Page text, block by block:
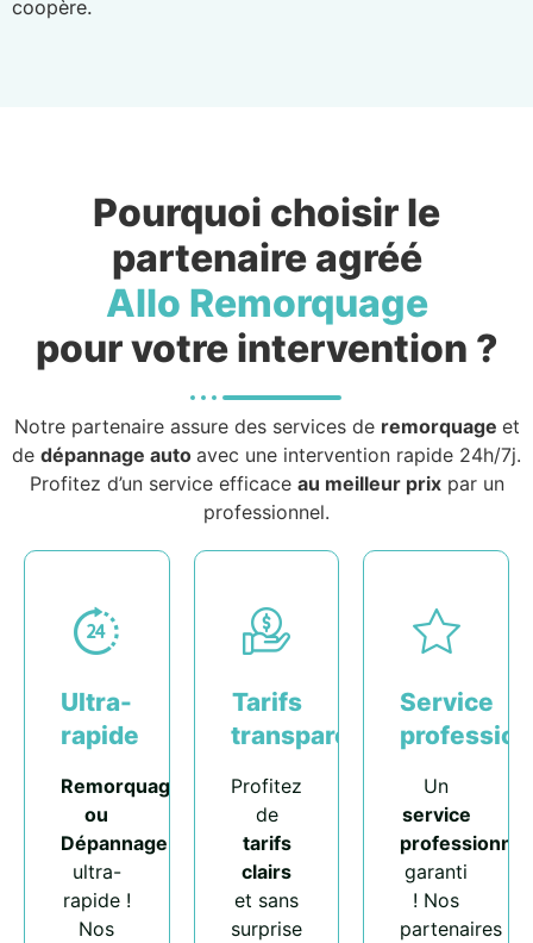
coopère.
Pourquoi choisir le
partenaire agréé
Allo Remorquage
pour votre intervention ?
Notre partenaire assure des services de remorquage et
de dépannage auto avec une intervention rapide 24h/7j.
Profitez d’un service efficace au meilleur prixpar un
professionnel.
Ultra-
rapide
Remorquage
ou
Dépannage
ultra-
rapide !
Nos
Tarifs
transparents
Profitez
de
tarifs
clairs
et sans
surprise
Service
Un
service
professionnel
garanti
! Nos
partenaires